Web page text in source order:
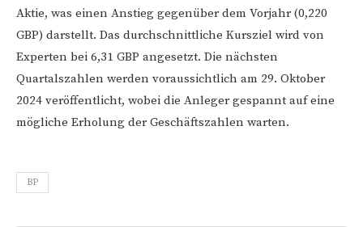
Aktie, was einen Anstieg gegenüber dem Vorjahr (0,220
GBP) darstellt. Das durchschnittliche Kursziel wird von
Experten bei 6,31 GBP angesetzt. Die nächsten
Quartalszahlen werden voraussichtlich am 29. Oktober
2024 veröffentlicht, wobei die Anleger gespannt auf eine
mögliche Erholung der Geschäftszahlen warten.
BP